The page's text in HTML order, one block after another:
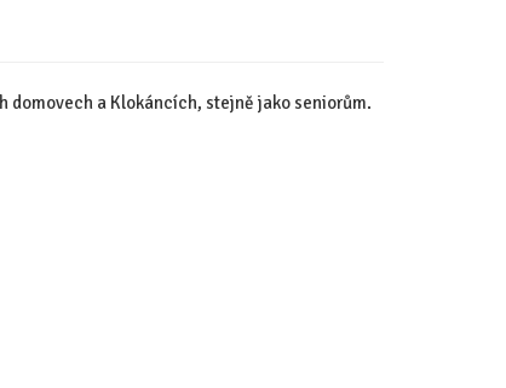
domovech a Klokáncích, stejně jako seniorům.